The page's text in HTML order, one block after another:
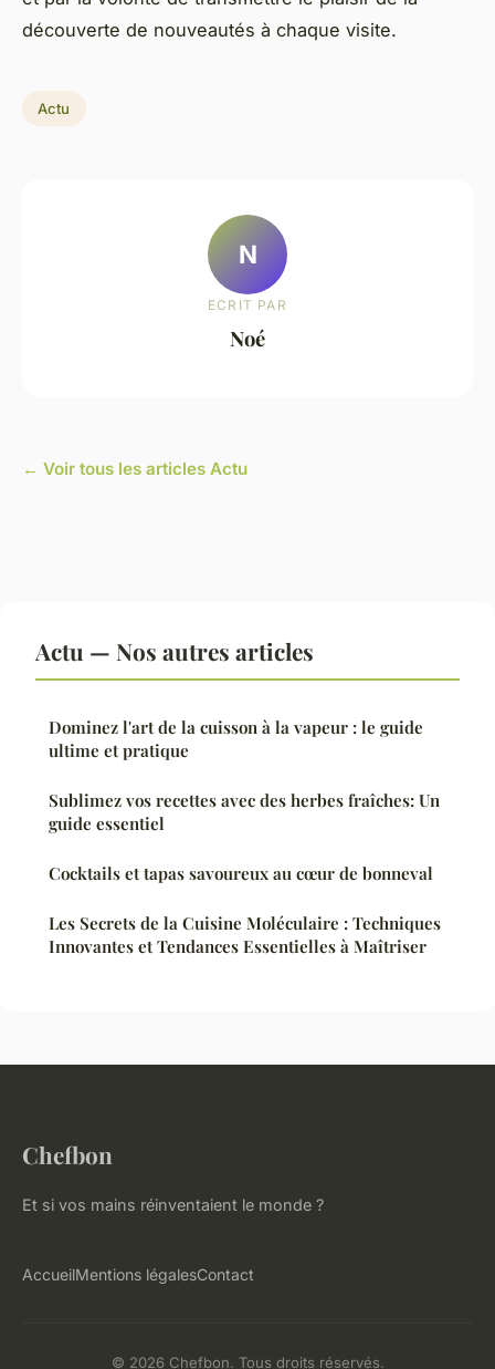
découverte de nouveautés à chaque visite.
Actu
N
ECRIT PAR
Noé
← Voir tous les articles Actu
Actu — Nos autres articles
Dominez l'art de la cuisson à la vapeur : le guide
ultime et pratique
Sublimez vos recettes avec des herbes fraîches: Un
guide essentiel
Cocktails et tapas savoureux au cœur de bonneval
Les Secrets de la Cuisine Moléculaire : Techniques
Innovantes et Tendances Essentielles à Maîtriser
Chefbon
Et si vos mains réinventaient le monde ?
AccueilMentions légalesContact
© 2026 Chefbon. Tous droits réservés.